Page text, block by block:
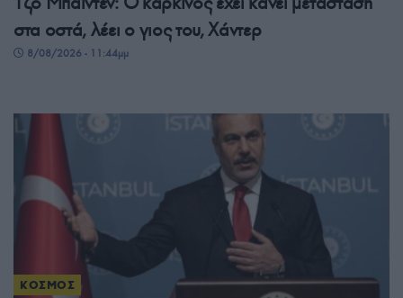
στα οστά, λέει ο γιος του, Χάντερ
8/08/2026 - 11:44μμ
ΚΟΣΜΟΣ